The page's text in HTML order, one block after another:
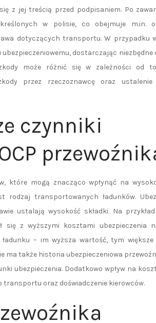
z jej treścią przed podpisaniem. Po
w polisie, co obejmuje m.in.
dotyczących transportu. W przypadku
dostarczając
może różnić się w zależności od
przez rzeczoznawcę oraz ustalenie
czynniki
które mogą znacząco wpłynąć na
rodzaj transportowanych ładunków.
ustalają wysokość składki. Na
się z wyższymi kosztami ubezpieczenia
– im wyższa wartość, tym
ma także historia ubezpieczeniowa
ubezpieczenia. Dodatkowo wpływ na
oraz doświadczenie kierowców.